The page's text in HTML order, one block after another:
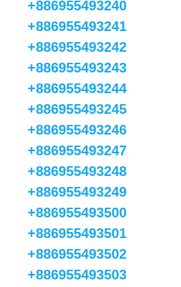
+886955493240
+886955493241
+886955493242
+886955493243
+886955493244
+886955493245
+886955493246
+886955493247
+886955493248
+886955493249
+886955493500
+886955493501
+886955493502
+886955493503